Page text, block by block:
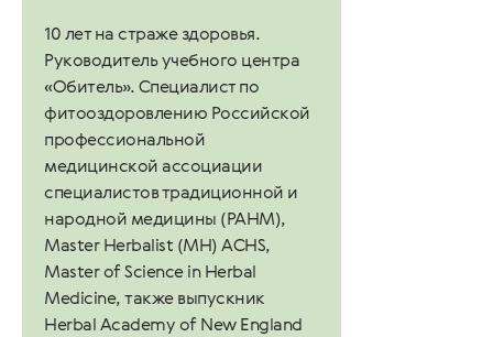
10 лет на страже здоровья.
Руководитель учебного центра
«Обитель». Специалист по
фитооздоровлению Российской
профессиональной
медицинской ассоциации
специалистов традиционной и
народной медицины (РАНМ),
Master Herbalist (MH) ACHS,
Master of Science in Herbal
Medicine, также выпускник
Herbal Academy of New England